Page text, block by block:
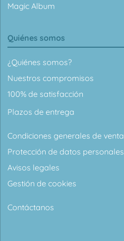
Magic Album
Quiénes somos
¿Quiénes somos?
Nuestros compromisos
100% de satisfacción
Plazos de entrega
Condiciones generales de venta
Protección de datos personales
Avisos legales
Gestión de cookies
Contáctanos